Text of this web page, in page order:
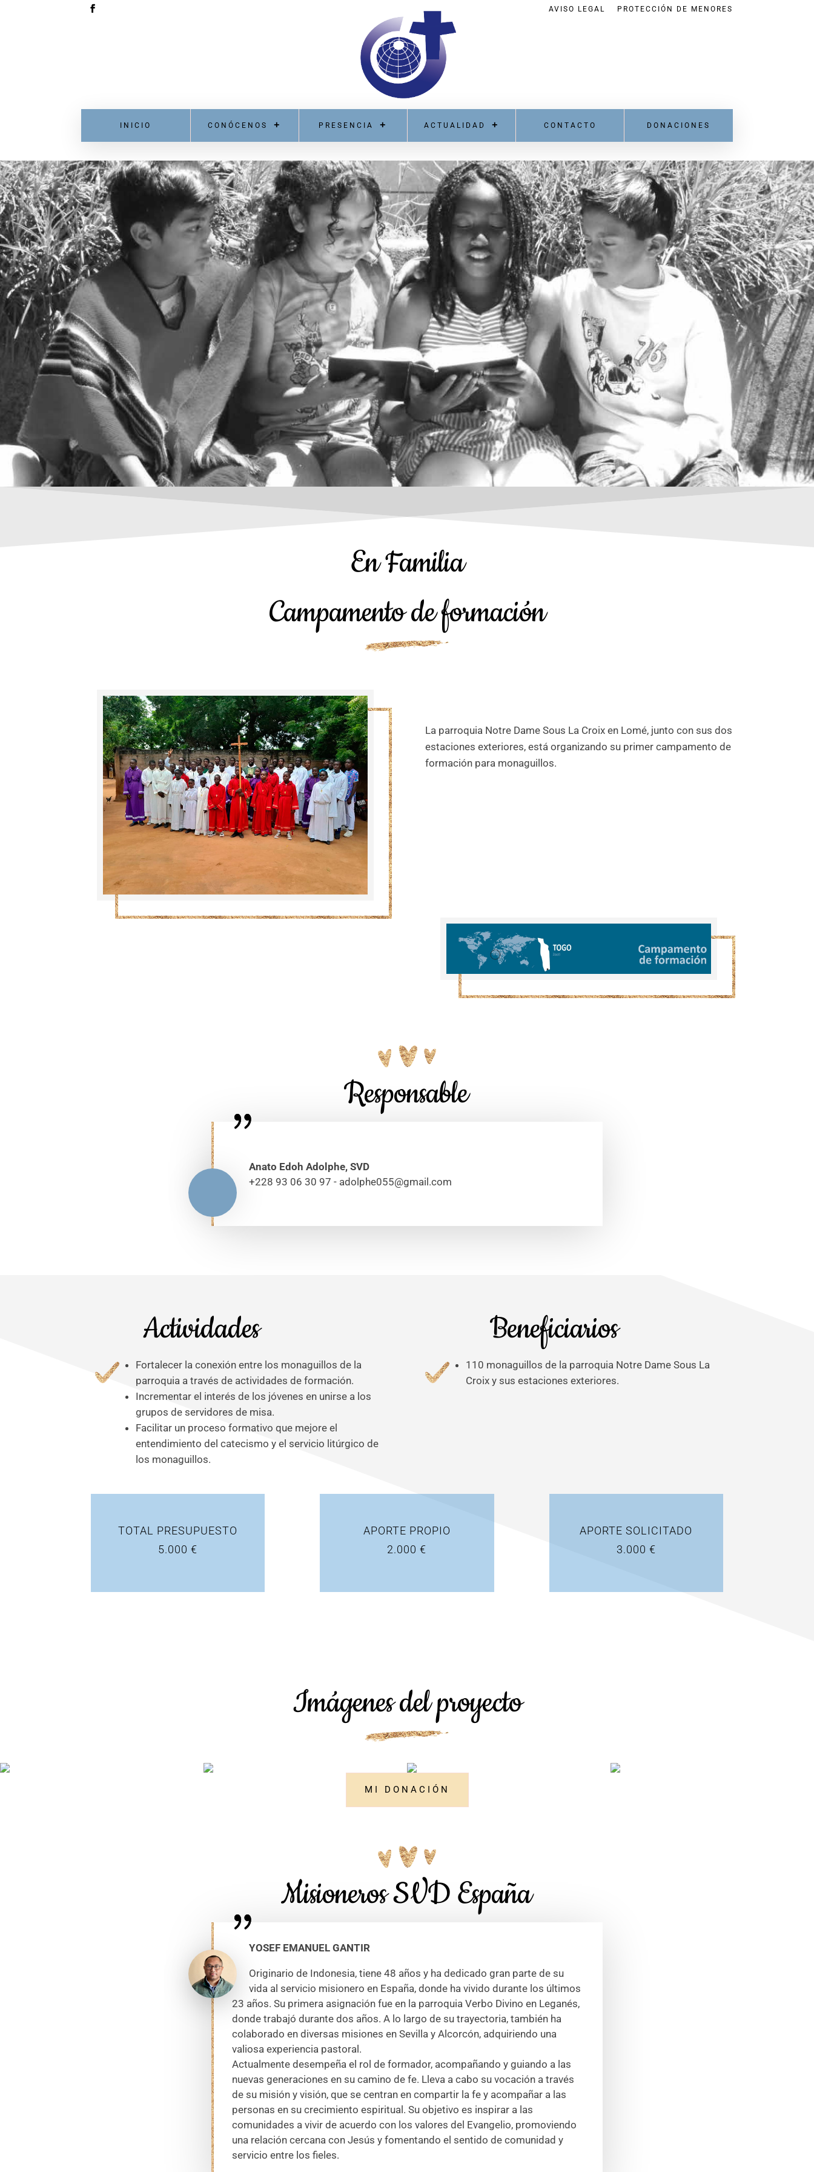
AVISO LEGAL PROTECCIÓN DE MENORES
INICIO CONÓCENOS PRESENCIA ACTUALIDAD CONTACTO DONACIONES
En Familia
Campamento de formación
La parroquia Notre Dame Sous La Croix en Lomé, junto con sus dos
estaciones exteriores, está organizando su primer campamento de
formación para monaguillos.
Responsable
Anato Edoh Adolphe, SVD
+228 93 06 30 97 - adolphe055@gmail.com
Actividades
Fortalecer la conexión entre los monaguillos de la
parroquia a través de actividades de formación.
Incrementar el interés de los jóvenes en unirse a los
grupos de servidores de misa.
Facilitar un proceso formativo que mejore el
entendimiento del catecismo y el servicio litúrgico de
los monaguillos.
Beneficiarios
110 monaguillos de la parroquia Notre Dame Sous La
Croix y sus estaciones exteriores.
TOTAL PRESUPUESTO
5.000 €
APORTE PROPIO
2.000 €
APORTE SOLICITADO
3.000 €
Imágenes del proyecto
MI DONACIÓN
Misioneros SVD España
YOSEF EMANUEL GANTIR
Originario de Indonesia, tiene 48 años y ha dedicado gran parte de su
vida al servicio misionero en España, donde ha vivido durante los últimos
23 años. Su primera asignación fue en la parroquia Verbo Divino en Leganés,
donde trabajó durante dos años. A lo largo de su trayectoria, también ha
colaborado en diversas misiones en Sevilla y Alcorcón, adquiriendo una
valiosa experiencia pastoral.
Actualmente desempeña el rol de formador, acompañando y guiando a las
nuevas generaciones en su camino de fe. Lleva a cabo su vocación a través
de su misión y visión, que se centran en compartir la fe y acompañar a las
personas en su crecimiento espiritual. Su objetivo es inspirar a las
comunidades a vivir de acuerdo con los valores del Evangelio, promoviendo
una relación cercana con Jesús y fomentando el sentido de comunidad y
servicio entre los fieles.